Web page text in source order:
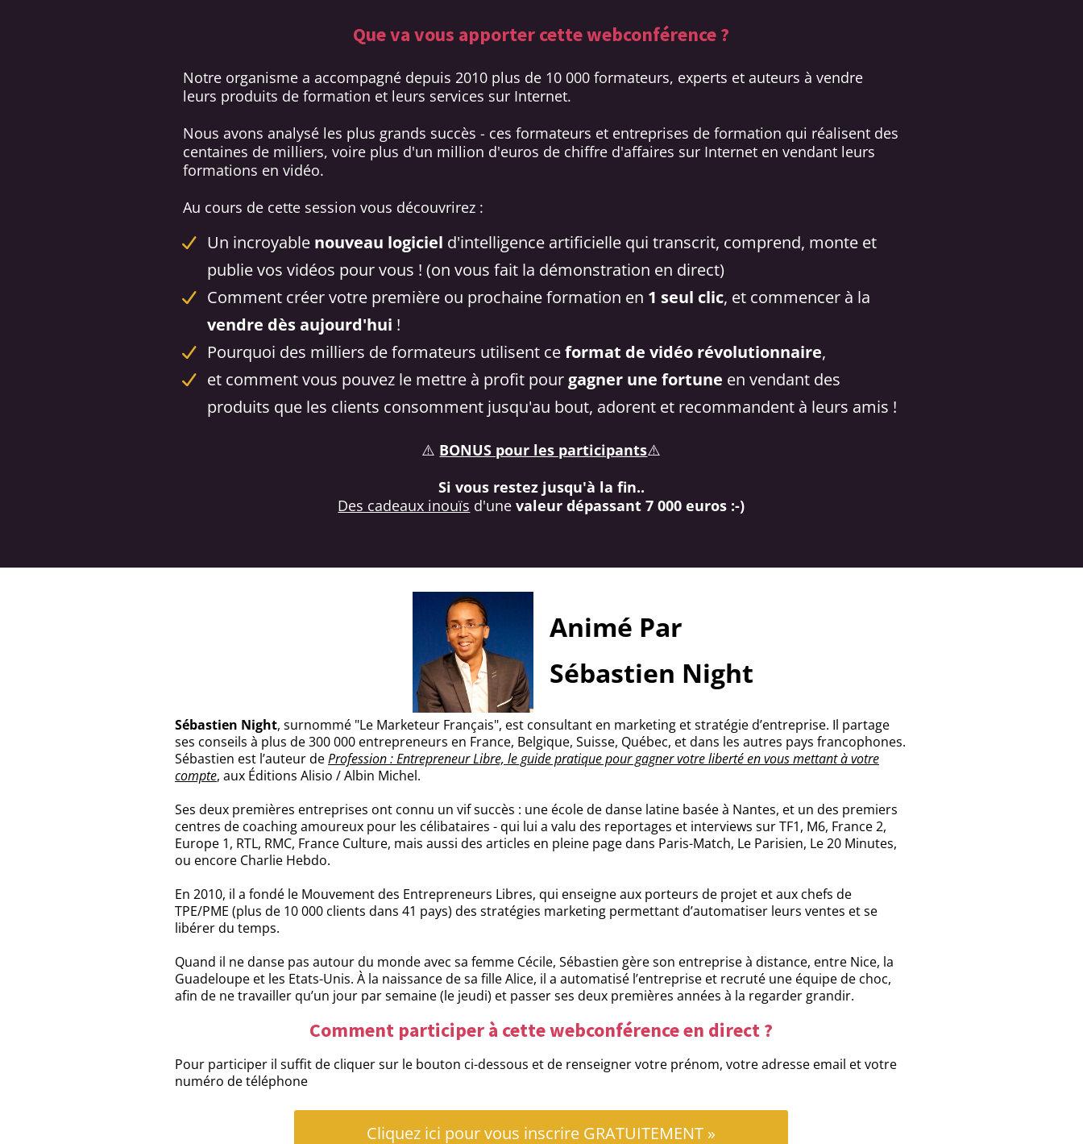
Que va vous apporter cette webconférence ?
Notre organisme a accompagné depuis 2010 plus de 10 000 formateurs, experts et auteurs à vendre
leurs produits de formation et leurs services sur Internet.
Nous avons analysé les plus grands succès - ces formateurs et entreprises de formation qui réalisent des
centaines de milliers, voire plus d'un million d'euros de chiffre d'affaires sur Internet en vendant leurs
formations en vidéo.
Au cours de cette session vous découvrirez :
Un incroyable nouveau logiciel d'intelligence artificielle qui transcrit, comprend, monte et
publie vos vidéos pour vous ! (on vous fait la démonstration en direct)
Comment créer votre première ou prochaine formation en 1 seul clic, et commencer à la
vendre dès aujourd'hui !
Pourquoi des milliers de formateurs utilisent ceformat de vidéo révolutionnaire,
et comment vous pouvez le mettre à profit pour gagner une fortune en vendant des
produits que les clients consomment jusqu'au bout, adorent et recommandent à leurs amis !
⚠️ BONUS pour les participants⚠️
Si vous restez jusqu'à la fin..
Des cadeaux inouïs d'unevaleur dépassant 7 000 euros :-)
Animé Par
Sébastien Night
Sébastien Night, surnommé "Le Marketeur Français", est consultant en marketing et stratégie d’entreprise. Il partage
ses conseils à plus de 300 000 entrepreneurs en France, Belgique, Suisse, Québec, et dans les autres pays francophones.
Sébastien est l’auteur deProfession : Entrepreneur Libre, le guide pratique pour gagner votre liberté en vous mettant à votre
compte, aux Éditions Alisio / Albin Michel.
Ses deux premières entreprises ont connu un vif succès : une école de danse latine basée à Nantes, et un des premiers
centres de coaching amoureux pour les célibataires - qui lui a valu des reportages et interviews sur TF1, M6, France 2,
Europe 1, RTL, RMC, France Culture, mais aussi des articles en pleine page dans Paris-Match, Le Parisien, Le 20 Minutes,
ou encore Charlie Hebdo.
En 2010, il a fondé le Mouvement des Entrepreneurs Libres, qui enseigne aux porteurs de projet et aux chefs de
TPE/PME (plus de 10 000 clients dans 41 pays) des stratégies marketing permettant d’automatiser leurs ventes et se
libérer du temps.
Quand il ne danse pas autour du monde avec sa femme Cécile, Sébastien gère son entreprise à distance, entre Nice, la
Guadeloupe et les Etats-Unis. À la naissance de sa fille Alice, il a automatisé l’entreprise et recruté une équipe de choc,
afin de ne travailler qu’un jour par semaine (le jeudi) et passer ses deux premières années à la regarder grandir.
Comment participer à cette webconférence en direct ?
Pour participer il suffit de cliquer sur le bouton ci-dessous et de renseigner votre prénom, votre adresse email et votre
numéro de téléphone
Cliquez ici pour vous inscrire GRATUITEMENT »